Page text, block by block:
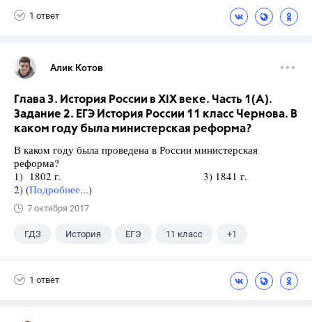
1 ответ
Алик Котов
Глава 3. История России в XIX веке. Часть 1(A).
Задание 2. ЕГЭ История России 11 класс Чернова. В
каком году была министерская реформа?
В каком году была проведена в России министерская
реформа?
1) 1802 г. 3) 1841 г.
2) (Подробнее...)
7 октября 2017
ГДЗ История ЕГЭ 11 класс +1
1 ответ